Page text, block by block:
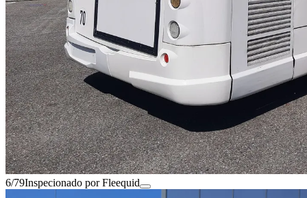
6/79Inspecionado por Fleequid